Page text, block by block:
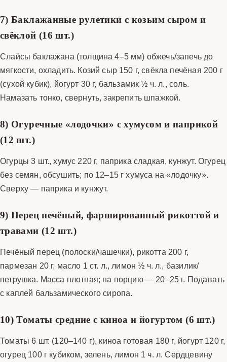
7) Баклажанные рулетики с козьим сыром и
свёклой (16 шт.)
Слайсы баклажана (толщина 4–5 мм) обжечь/запечь до
мягкости, охладить. Козий сыр 150 г, свёкла печёная 200 г
(сухой кубик), йогурт 30 г, бальзамик ½ ч. л., соль.
Намазать тонко, свернуть, закрепить шпажкой.
8) Огуречные «лодочки» с хумусом и паприкой
(12 шт.)
Огурцы 3 шт., хумус 220 г, паприка сладкая, кунжут. Огурец
без семян, обсушить; по 12–15 г хумуса на «лодочку».
Сверху — паприка и кунжут.
9) Перец печёный, фаршированный рикоттой и
травами (12 шт.)
Печёный перец (полоски/чашечки), рикотта 200 г,
пармезан 20 г, масло 1 ст. л., лимон ½ ч. л., базилик/
петрушка. Масса плотная; на порцию — 20–25 г. Подавать
с каплей бальзамического сиропа.
10) Томаты средние с киноа и йогуртом (6 шт.)
Томаты 6 шт. (120–140 г), киноа готовая 180 г, йогурт 120 г,
огурец 100 г кубиком, зелень, лимон 1 ч. л. Сердцевину